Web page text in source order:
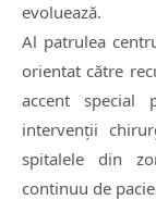
evoluează.
Al patrulea
orientat către
accent special
intervenții
spitalele din
continuu de